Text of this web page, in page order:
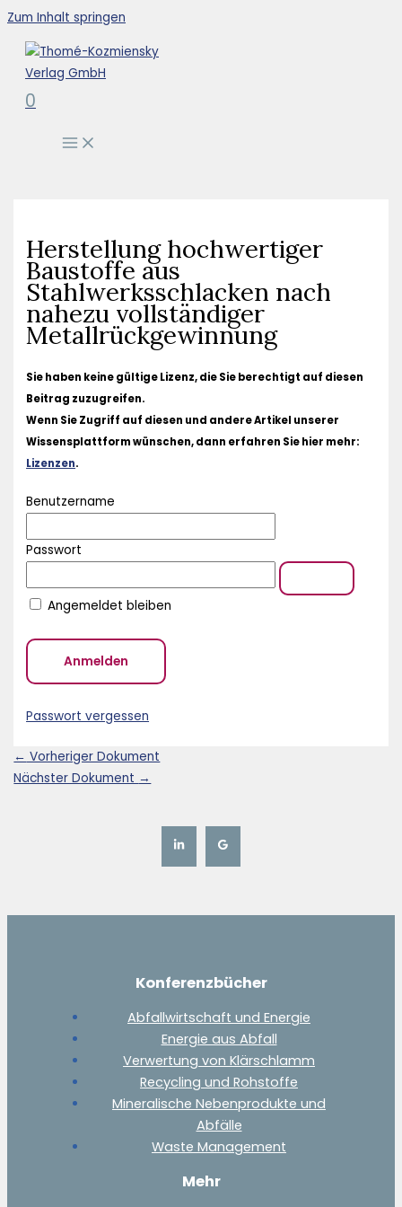
Zum Inhalt springen
0
Herstellung hochwertiger
Baustoffe aus
Stahlwerksschlacken nach
nahezu vollständiger
Metallrückgewinnung
Sie haben keine gültige Lizenz, die Sie berechtigt auf diesen
Beitrag zuzugreifen.
Wenn Sie Zugriff auf diesen und andere Artikel unserer
Wissensplattform wünschen, dann erfahren Sie hier mehr:
Lizenzen.
Benutzername
Passwort
Angemeldet bleiben
Passwort vergessen
← Vorheriger Dokument
Nächster Dokument →
Konferenzbücher
Abfallwirtschaft und Energie
Energie aus Abfall
Verwertung von Klärschlamm
Recycling und Rohstoffe
Mineralische Nebenprodukte und
Abfälle
Waste Management
Mehr